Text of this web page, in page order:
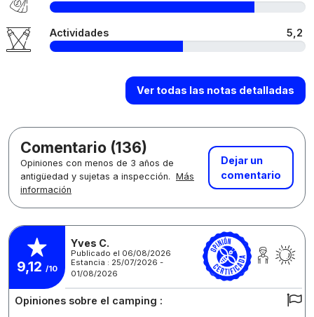
Actividades 5,2
Ver todas las notas detalladas
Comentario (136)
Opiniones con menos de 3 años de
antigüedad y sujetas a inspección. Más
información
Dejar un
comentario
9,12 /10
Yves C.
Publicado el 06/08/2026
Estancia : 25/07/2026 -
01/08/2026
Opiniones sobre el camping :